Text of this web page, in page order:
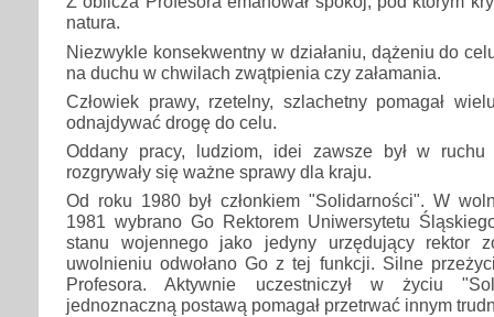
natura.
Niezwykle konsekwentny w działaniu, dążeniu do
na duchu w chwilach zwątpienia czy załamania.
Człowiek prawy, rzetelny, szlachetny pomagał
odnajdywać drogę do celu.
Oddany pracy, ludziom, idei zawsze był w
rozgrywały się ważne sprawy dla kraju.
Od roku 1980 był członkiem "Solidarności". W
1981 wybrano Go Rektorem Uniwersytetu
stanu wojennego jako jedyny urzędujący rektor
uwolnieniu odwołano Go z tej funkcji. Silne
Profesora. Aktywnie uczestniczył w życiu
jednoznaczną postawą pomagał przetrwać innym